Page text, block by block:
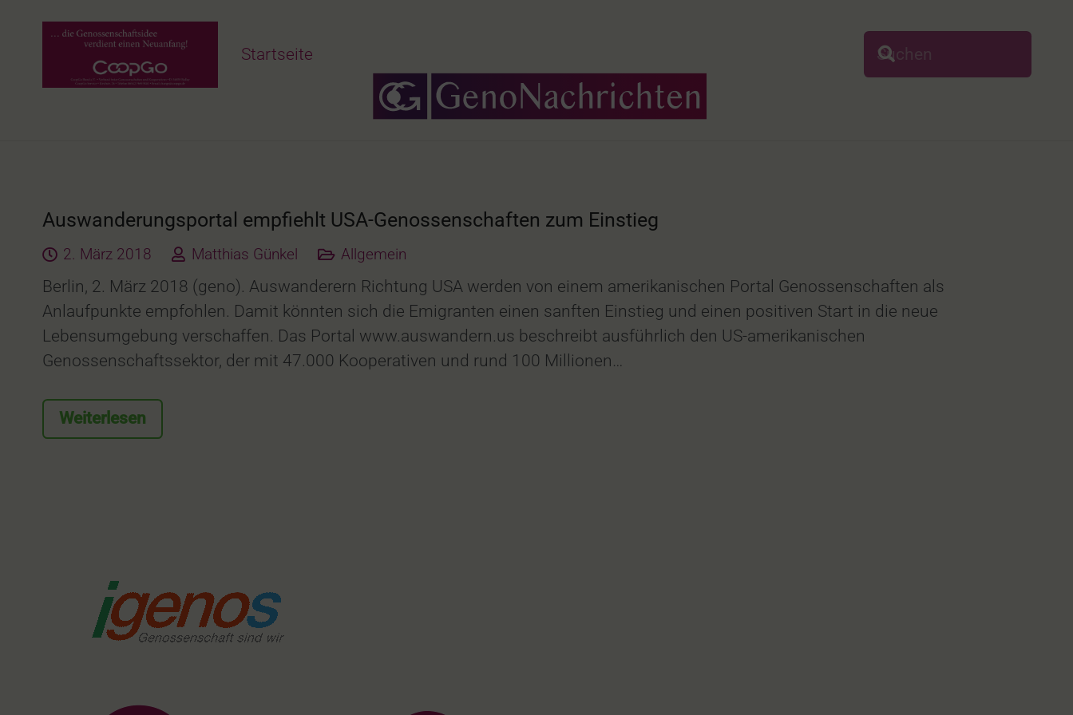
Startseite
Auswanderungsportal empfiehlt USA-Genossenschaften zum Einstieg
2. März 2018 Matthias Günkel Allgemein
Berlin, 2. März 2018 (geno). Auswanderern Richtung USA werden von einem amerikanischen Portal Genossenschaften als
Anlaufpunkte empfohlen. Damit könnten sich die Emigranten einen sanften Einstieg und einen positiven Start in die neue
Lebensumgebung verschaffen. Das Portal www.auswandern.us beschreibt ausführlich den US-amerikanischen
Genossenschaftssektor, der mit 47.000 Kooperativen und rund 100 Millionen…
Weiterlesen